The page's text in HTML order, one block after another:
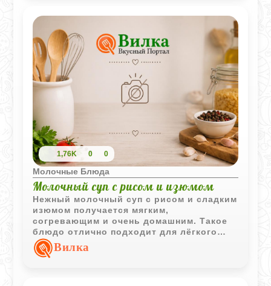
весеннему ярко и аппетитно, особенно
если не полениться и протереть творог
через сито, чтобы его текстура стала по-
настоящему воздушной. Это простая
домашняя еда, которая дает много
энергии и при этом не оставляет чувства
тяжести.
1,76K 0 0
Молочные Блюда
Молочный суп с рисом и изюмом
Нежный молочный суп с рисом и сладким
изюмом получается мягким,
согревающим и очень домашним. Такое
блюдо отлично подходит для лёгкого
завтрака или уютного семейного обеда.
Вилка